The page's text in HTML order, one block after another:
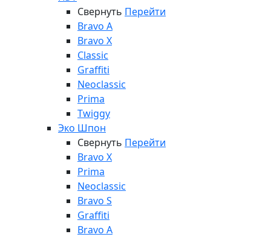
Свернуть Перейти
Bravo A
Bravo X
Classic
Graffiti
Neoclassic
Prima
Twiggy
Эко Шпон
Свернуть Перейти
Bravo X
Prima
Neoclassic
Bravo S
Graffiti
Bravo A